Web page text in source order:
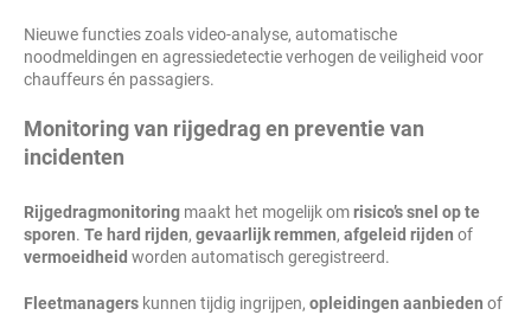
Nieuwe functies zoals video-analyse, automatische
noodmeldingen en agressiedetectie verhogen de veiligheid voor
chauffeurs én passagiers.
Monitoring van rijgedrag en preventie van
incidenten
Rijgedragmonitoring maakt het mogelijk omrisico’s snel op te
sporen. Te hard rijden, gevaarlijk remmen, afgeleid rijden of
vermoeidheid worden automatisch geregistreerd.
Fleetmanagers kunnen tijdig ingrijpen, opleidingen aanbieden of